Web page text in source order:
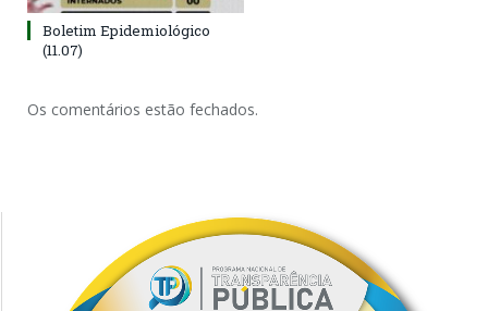
Boletim Epidemiológico
(11.07)
Os comentários estão fechados.